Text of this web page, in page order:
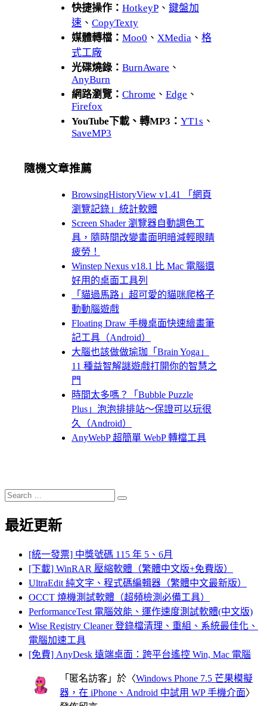
快捷操作： HotkeyP 、 鍵盤加
速 、 CopyTexty
媒體轉檔： Moo0 、 XMedia 、 格
式工廠
光碟燒錄： BurnAware 、
AnyBurn
網路瀏覽： Chrome 、 Edge 、
Firefox
YouTube下載、轉MP3： YT1s 、
SaveMP3
隨機文章推薦
BrowsingHistoryView v1.41 「網頁
瀏覽記錄」統計軟體
Screen Shader 瀏覽器自動調色工
具，隨時間改變畫面明暗減輕眼睛
疲勞！
Winstep Nexus v18.1 比 Mac 電腦還
好用的桌面工具列
「貓過馬路」超可愛的貓咪爬格子
動動腦遊戲
Floating Draw 手機桌面快速繪畫筆
記工具（Android）
大腦也該做做瑜珈「Brain Yoga」
11 種益智解謎遊戲打開你的智慧之
門
時間太多嗎？「Bubble Puzzle
Plus」泡泡排排站～保證可以玩很
久（Android）
AnyWebP 超簡單 WebP 轉檔工具
Search
for:
Search
最近更新
[統一發票] 中獎號碼 115 年 5、6月
[下載] WinRAR 壓縮軟體（繁體中文版+免費版）
UltraEdit 純文字、程式碼編輯器（繁體中文最新版）
OCCT 燒機測試軟體（超頻檢測必備工具）
PerformanceTest 電腦效能、運作速度測試軟體(中文版)
Wise Registry Cleaner 登錄檔清理、重組、系統最佳化、
電腦加速工具
[免費] AnyDesk 遠端桌面：跨平台遙控 Win, Mac 電腦
「 匿名訪客 」於〈Windows Phone 7.5 芒果模擬
器，在 iPhone、Android 中試用 WP 手機介面〉